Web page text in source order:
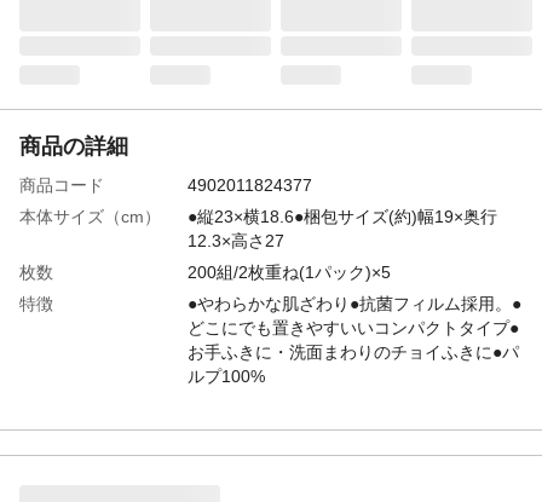
商品の詳細
商品コード
4902011824377
本体サイズ（cm）
●縦23×横18.6●梱包サイズ(約)幅19×奥行
12.3×高さ27
枚数
200組/2枚重ね(1パック)×5
特徴
●やわらかな肌ざわり●抗菌フィルム採用。●
どこにでも置きやすいいコンパクトタイプ●
お手ふきに・洗面まわりのチョイふきに●パ
ルプ100%